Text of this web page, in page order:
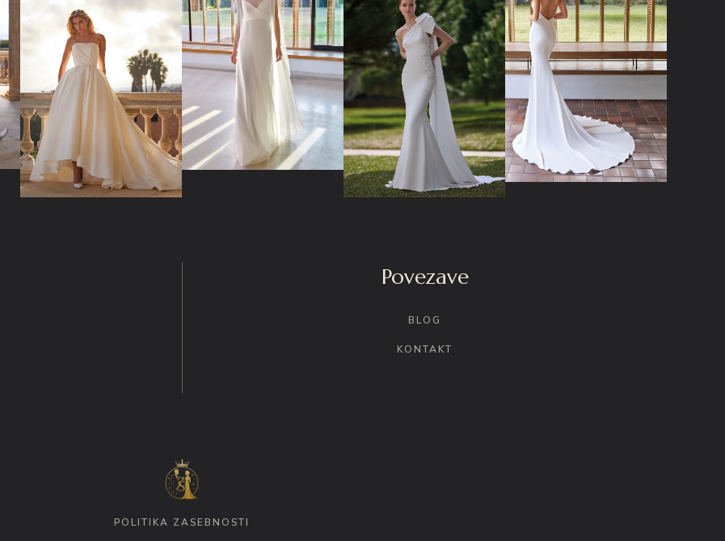
Povezave
BLOG
KONTAKT
POLITIKA ZASEBNOSTI